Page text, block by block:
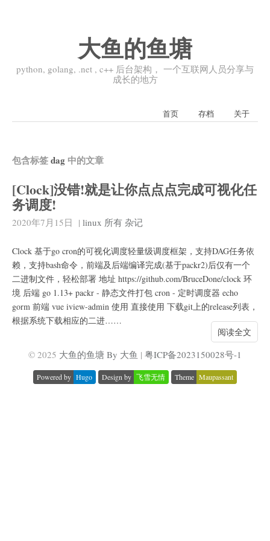
大鱼的鱼塘
python, golang, .net , c++ 后台架构， 一个互联网人员分享与
成长的地方
首页 存档 关于
包含标签dag 中的文章
[Clock]没错!就是让你点点点完成可视化任
务调度!
2020年7月15日 | linux 所有 杂记
Clock 基于go cron的可视化调度轻量级调度框架，支持DAG任务依
赖，支持bash命令，前端及后端编译完成(基于packr2)后仅有一个
二进制文件，轻松部署 地址 https://github.com/BruceDone/clock 环
境 后端 go 1.13+ packr - 静态文件打包 cron - 定时调度器 echo
gorm 前端 vue iview-admin 使用 直接使用 下载git上的release列表，
根据系统下载相应的二进……
阅读全文
© 2025 大鱼的鱼塘 By 大鱼 | 粤ICP备2023150028号-1
Powered by Hugo Design by 飞雪无情 Theme Maupassant